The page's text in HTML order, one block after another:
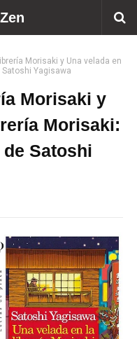
Morisaki y Una velada en
Yagisawa
Morisaki y
Morisaki:
Satoshi